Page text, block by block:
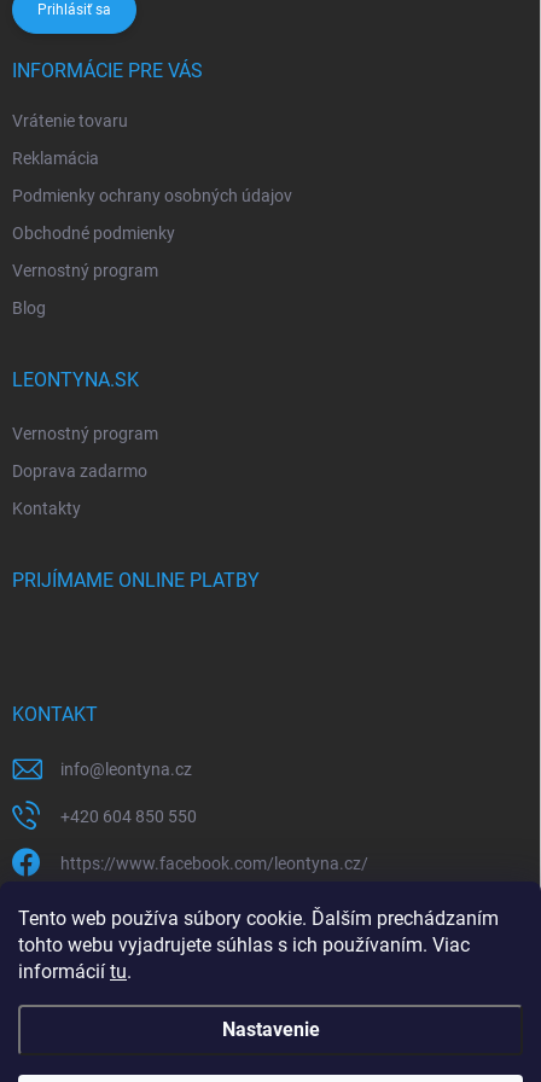
Tento web používa súbory cookie. Ďalším prechádzaním
tohto webu vyjadrujete súhlas s ich používaním. Viac
informácií tu.
Nastavenie
Prihlásiť sa
INFORMÁCIE PRE VÁS
Vrátenie tovaru
Reklamácia
Podmienky ochrany osobných údajov
Obchodné podmienky
Vernostný program
Blog
LEONTYNA.SK
Vernostný program
Doprava zadarmo
Kontakty
PRIJÍMAME ONLINE PLATBY
KONTAKT
info@ leontyna.cz
+420 604 850 550
https://www.facebook.com/leontyna.cz/
leontyna.cz
@leontyna.cz